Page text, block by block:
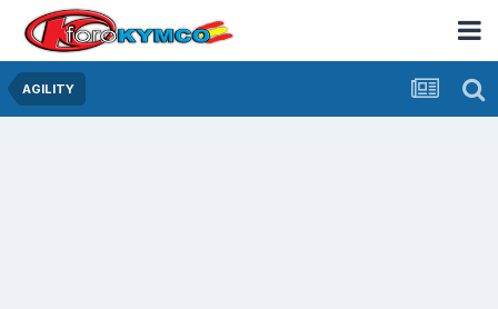
AGILITY